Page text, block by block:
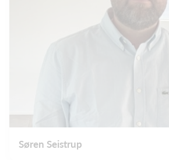
Søren Seistrup